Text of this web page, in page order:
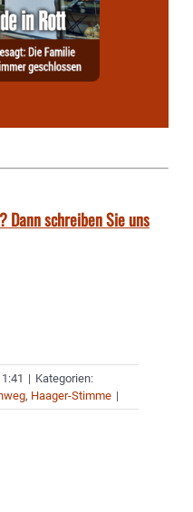
Dann schreiben Sie uns
| Kategorien:
, Haager-Stimme |